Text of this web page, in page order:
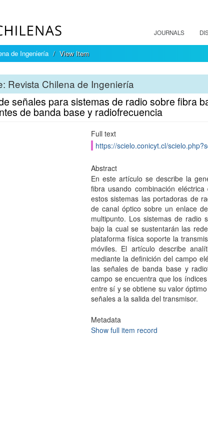
JOURNALS
de Ingeniería View Item
Revista Chilena de Ingeniería
señales para sistemas de radio sobre fibra
de banda base y radiofrecuencia
Full text
https://scielo.conicyt.cl/
Abstract
En este artículo se describe la
fibra usando combinación
estos sistemas las portadoras de
de canal óptico sobre un enlace
multipunto. Los sistemas de radio
bajo la cual se sustentarán las
plataforma física soporte la
móviles. El artículo describe
mediante la definición del campo
las señales de banda base y
campo se encuentra que los
entre sí y se obtiene su valor
señales a la salida del transmisor.
Metadata
Show full item record